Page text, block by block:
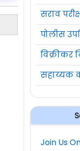
सराव
पोलीस
Join Us